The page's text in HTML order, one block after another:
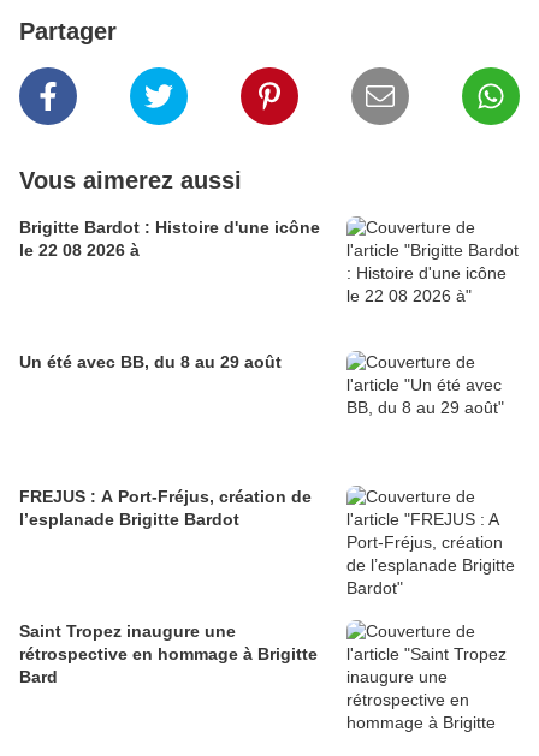
Partager
Vous aimerez aussi
Brigitte Bardot : Histoire d'une icône
le 22 08 2026 à
Un été avec BB, du 8 au 29 août
FREJUS : A Port-Fréjus, création de
l’esplanade Brigitte Bardot
Saint Tropez inaugure une
rétrospective en hommage à Brigitte
Bard